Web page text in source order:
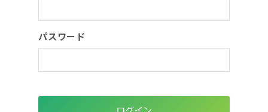
パスワード